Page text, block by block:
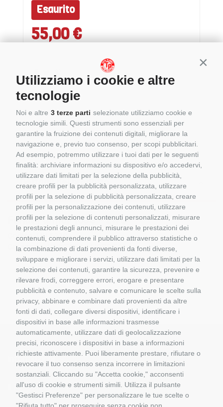
Utilizziamo i cookie e altre
tecnologie
Noi e altre 3 terze parti selezionate utilizziamo cookie e
tecnologie simili. Questi strumenti sono essenziali per
garantire la fruizione dei contenuti digitali, migliorare la
navigazione e, previo tuo consenso, per scopi pubblicitari.
Ad esempio, potremmo utilizzare i tuoi dati per le seguenti
finalità: archiviare informazioni su dispositivo e/o accedervi,
utilizzare dati limitati per la selezione della pubblicità,
creare profili per la pubblicità personalizzata, utilizzare
profili per la selezione di pubblicità personalizzata, creare
profili per la personalizzazione dei contenuti, utilizzare
profili per la selezione di contenuti personalizzati, misurare
le prestazioni degli annunci, misurare le prestazioni dei
contenuti, comprendere il pubblico attraverso statistiche o
la combinazione di dati provenienti da fonti diverse,
sviluppare e migliorare i servizi, utilizzare dati limitati per la
selezione dei contenuti, garantire la sicurezza, prevenire e
rilevare frodi, correggere errori, erogare e presentare
pubblicità e contenuto, salvare e comunicare le scelte sulla
privacy, abbinare e combinare dati provenienti da altre
fonti di dati, collegare diversi dispositivi, identificare i
dispositivi in base alle informazioni trasmesse
automaticamente, utilizzare dati di geolocalizzazione
precisi, riconoscere i dispositivi in base a informazioni
richieste attivamente. Puoi liberamente prestare, rifiutare o
revocare il tuo consenso senza incorrere in limitazioni
sostanziali. Cliccando su "Accetta cookie," acconsenti
all'uso di cookie e strumenti simili. Utilizza il pulsante
"Gestisci Preferenze" per personalizzare le tue scelte o
"Rifiuta tutto" per proseguire senza cookie non
Esaurito
55,00 €
Dettagli del prodotto
Fendt Farmer 105S – 2WD
Codice:UH 5276
Categoria:UNIVERSAL HOBBIES
Informazioni
Il Mio Account